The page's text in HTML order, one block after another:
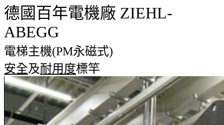
德國百年電機廠 ZIEHL-
ABEGG
電梯主機(PM永磁式)
安全及耐用度標竿